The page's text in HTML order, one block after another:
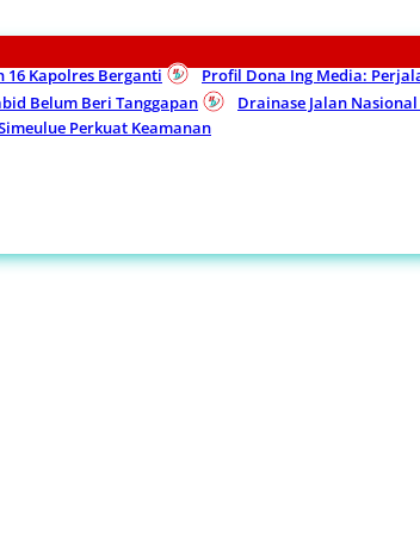
16 Kapolres Berganti
Profil Dona Ing Media:
Belum Beri Tanggapan
Drainase Jalan
Perkuat Keamanan